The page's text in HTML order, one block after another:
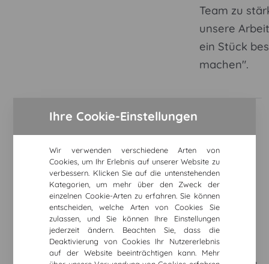
Team zu
unsere
ein Stück
machen".
Teamleitung -
Reinickendorf
Unsere Teamleitung
für den Bezirk
Reinickendorf – mit
Engagement und
Blick fürs Detail
unterstützt Sie Ihr
Ihre Cookie-Einstellungen
Wir verwenden verschiedene Arten von
Cookies, um Ihr Erlebnis auf unserer Website zu
verbessern. Klicken Sie auf die untenstehenden
Kategorien, um mehr über den Zweck der
einzelnen Cookie-Arten zu erfahren. Sie können
entscheiden, welche Arten von Cookies Sie
zulassen, und Sie können Ihre Einstellungen
jederzeit ändern. Beachten Sie, dass die
Deaktivierung von Cookies Ihr Nutzererlebnis
auf der Website beeinträchtigen kann. Mehr